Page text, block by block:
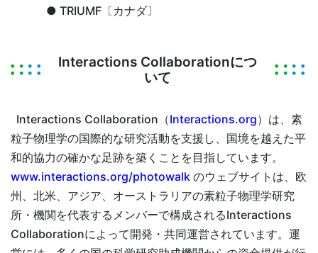
● TRIUMF〔カナダ〕
Interactions Collaborationにつ
いて
Interactions Collaboration（Interactions.org）は、素
粒子物理学の国際的な研究活動を支援し、国境を越えた平
和的協力の確かな足跡を築くことを目指しています。
www.interactions.org/photowalk のウェブサイトは、欧
州、北米、アジア、オーストラリアの素粒子物理学研究
所・機関を代表するメンバーで構成されるInteractions
Collaborationによって開発・共同運営されています。運